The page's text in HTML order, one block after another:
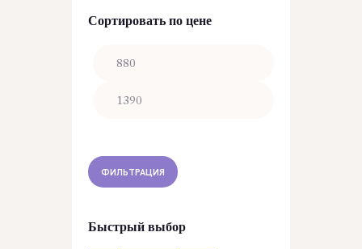
Сортировать по цене
ФИЛЬТРАЦИЯ
Быстрый выбор